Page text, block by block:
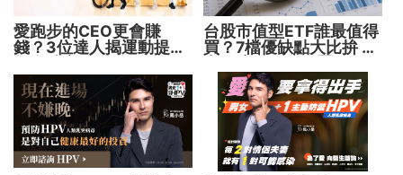
愛跑步的CEO更會賺
錢？3位達人揭運動提升
台股市值型ETF誰最值得
買？7檔優缺點大比拚 找